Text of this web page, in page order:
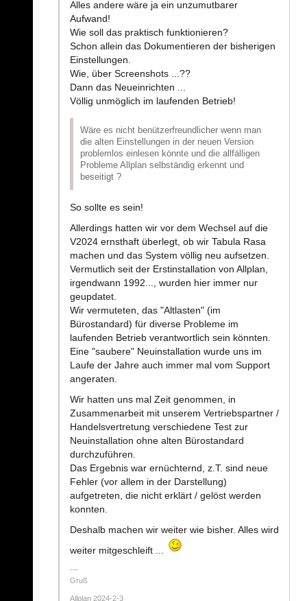
Alles andere wäre ja ein unzumutbarer
Aufwand!
Wie soll das praktisch funktionieren?
Schon allein das Dokumentieren der bisherigen
Einstellungen.
Wie, über Screenshots ...??
Dann das Neueinrichten ...
Völlig unmöglich im laufenden Betrieb!
Wäre es nicht benützerfreundlicher wenn man
die alten Einstellungen in der neuen Version
problemlos einlesen könnte und die allfälligen
Probleme Allplan selbständig erkennt und
beseitigt ?
So sollte es sein!
Allerdings hatten wir vor dem Wechsel auf die
V2024 ernsthaft überlegt, ob wir Tabula Rasa
machen und das System völlig neu aufsetzen.
Vermutlich seit der Erstinstallation von Allplan,
irgendwann 1992..., wurden hier immer nur
geupdatet.
Wir vermuteten, das "Altlasten" (im
Bürostandard) für diverse Probleme im
laufenden Betrieb verantwortlich sein könnten.
Eine "saubere" Neuinstallation wurde uns im
Laufe der Jahre auch immer mal vom Support
angeraten.
Wir hatten uns mal Zeit genommen, in
Zusammenarbeit mit unserem Vertriebspartner /
Handelsvertretung verschiedene Test zur
Neuinstallation ohne alten Bürostandard
durchzuführen.
Das Ergebnis war ernüchternd, z.T. sind neue
Fehler (vor allem in der Darstellung)
aufgetreten, die nicht erklärt / gelöst werden
konnten.
Deshalb machen wir weiter wie bisher. Alles wird
weiter mitgeschleift ...
Gruß
Allplan 2024-2-3